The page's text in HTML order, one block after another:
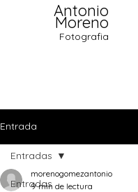
Antonio
Moreno
Fotografia
Entrada
Entradas
Entradas
morenogomezantonio
9 min de lectura